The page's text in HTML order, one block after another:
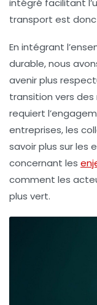
intégré facilitant
transport est
En intégrant
durable, nous
avenir plus
transition vers
requiert
entreprises, les
savoir plus sur les
concernant les
comment les
plus vert.